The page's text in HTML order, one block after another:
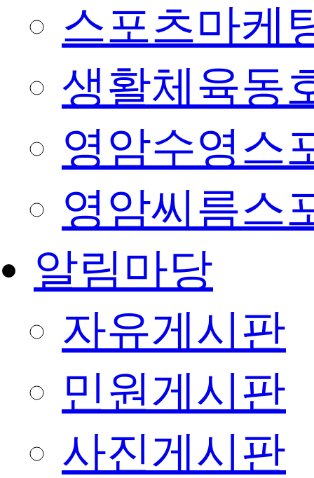
스포츠마케
생활체육동
영암수영스
영암씨름스
알림마당
자유게시판
민원게시판
사진게시판